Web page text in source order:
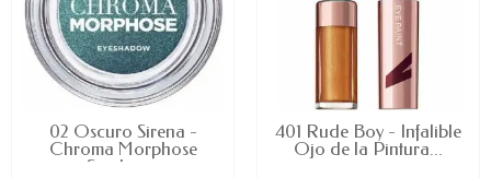
AVAILABLE
02 Oscuro Sirena -
Chroma Morphose
Sombra...
AVAILABLE
401 Rude Boy - Infalible
Ojo de la Pintura...